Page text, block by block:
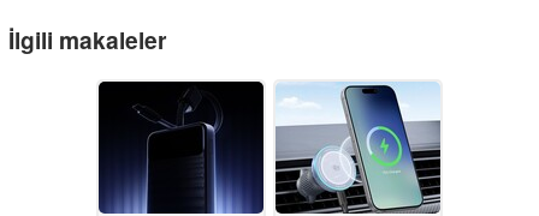
İlgili makaleler